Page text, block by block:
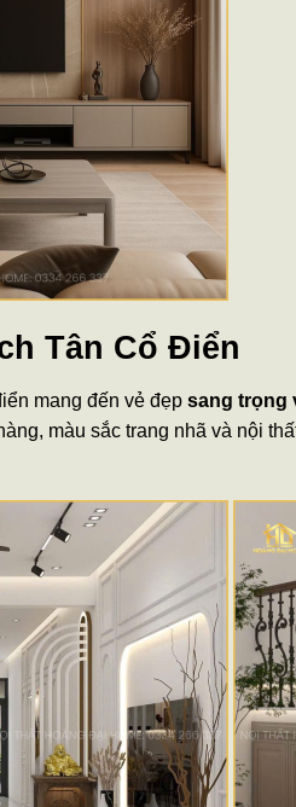
Tân Cổ Điển
mang đến vẻ đẹp sang trọng
màu sắc trang nhã và nội